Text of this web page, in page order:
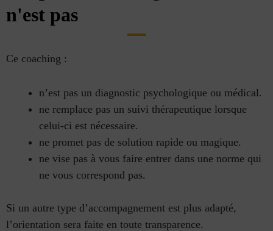
n'est pas
Ce coaching :
n’est pas un diagnostic psychologique ou médical.
ne remplace pas un suivi thérapeutique lorsque
celui-ci est nécessaire.
ne promet pas de solution rapide ou magique.
ne vise pas à vous faire entrer dans une norme qui
ne vous correspond pas.
Si un autre type d’accompagnement est plus adapté,
l’orientation sera faite en toute transparence.